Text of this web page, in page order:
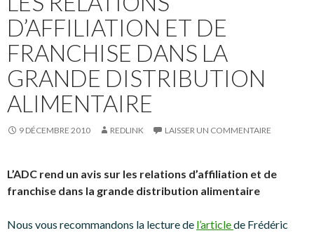
D’AFFILIATION ET DE
FRANCHISE DANS LA
GRANDE DISTRIBUTION
ALIMENTAIRE
9 DÉCEMBRE 2010 REDLINK LAISSER UN COMMENTAIRE
L’ADC rend un avis sur les relations d’affiliation et de
franchise dans la grande distribution alimentaire
Nous vous recommandons la lecture de l’articlede Frédéric